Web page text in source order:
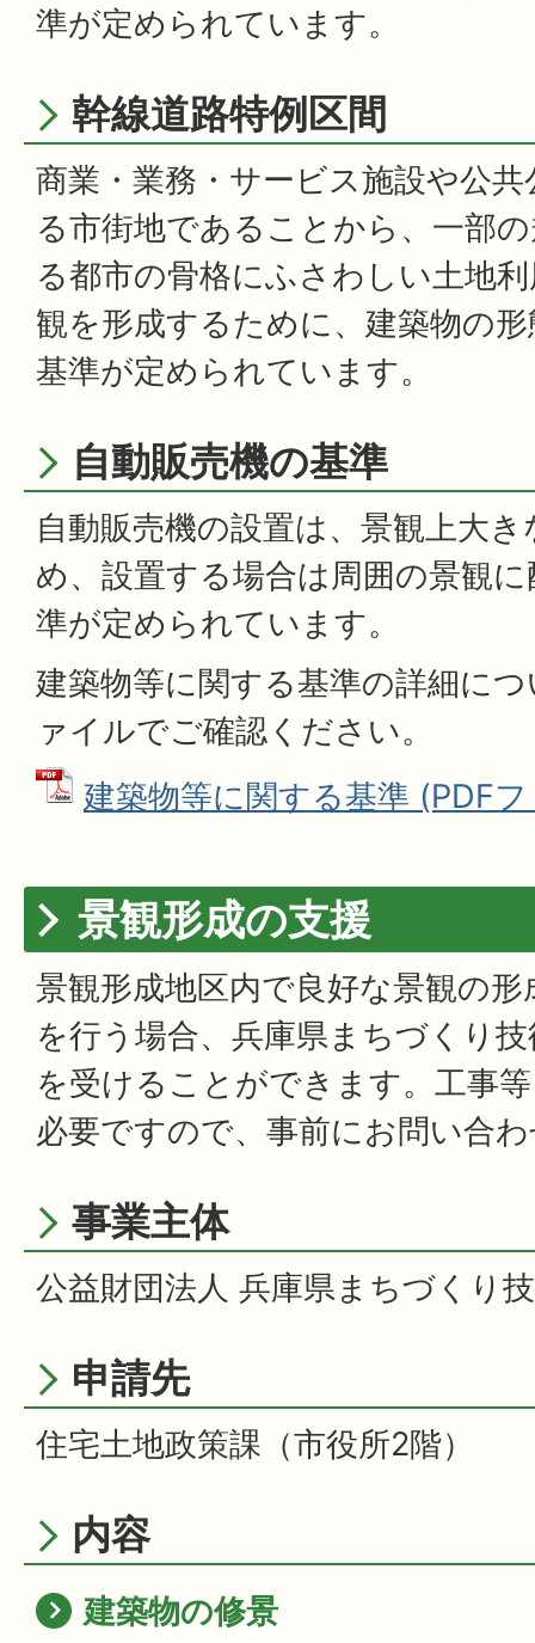
準が定められています。
幹線道路特例区間
商業・業務・サービス施設や公
る市街地であることから、一部
る都市の骨格にふさわしい土地
観を形成するために、建築物の
基準が定められています。
自動販売機の基準
自動販売機の設置は、景観上大
め、設置する場合は周囲の景観
準が定められています。
建築物等に関する基準の詳細に
ァイルでご確認ください。
建築物等に関する基準 (PDF
景観形成の支援
景観形成地区内で良好な景観の
を行う場合、兵庫県まちづくり
を受けることができます。工事
必要ですので、事前にお問い合
事業主体
公益財団法人 兵庫県まちづくり
申請先
住宅土地政策課（市役所2階）
内容
建築物の修景